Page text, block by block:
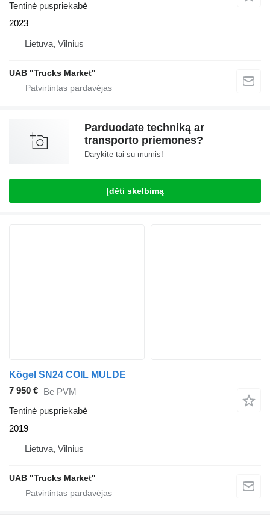
Tentinė puspriekabė
2023
Lietuva, Vilnius
UAB "Trucks Market"
Parduodate techniką ar
transporto priemones?
Darykite tai su mumis!
Įdėti skelbimą
Kögel SN24 COIL MULDE
7 950 € Be PVM
Tentinė puspriekabė
2019
Lietuva, Vilnius
UAB "Trucks Market"